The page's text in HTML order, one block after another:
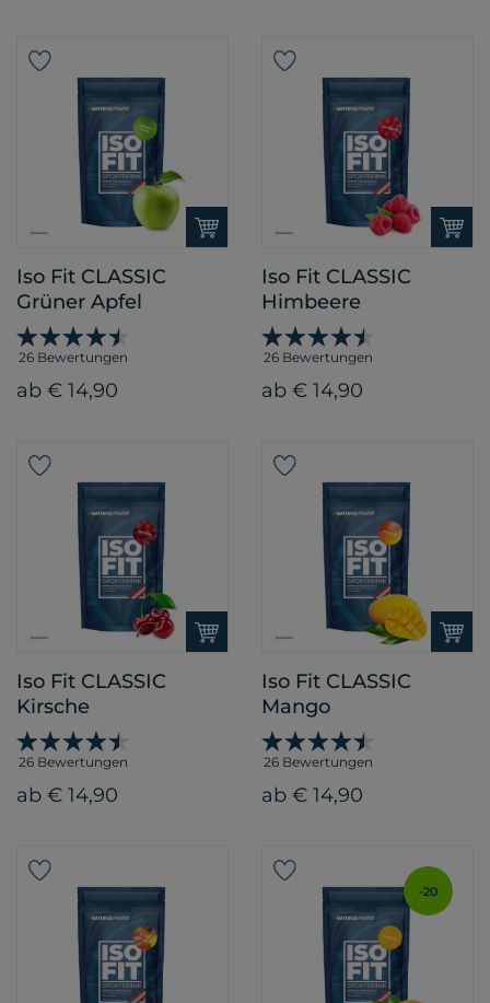
Iso Fit CLASSIC
Grüner Apfel
26 Bewertungen
ab € 14,90
Iso Fit CLASSIC
Himbeere
26 Bewertungen
ab € 14,90
Iso Fit CLASSIC
Kirsche
26 Bewertungen
ab € 14,90
Iso Fit CLASSIC
Mango
26 Bewertungen
ab € 14,90
-20